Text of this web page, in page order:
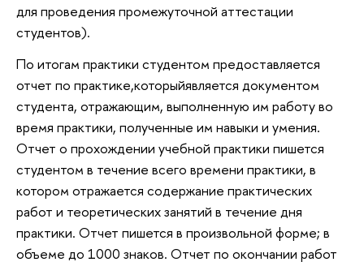
для проведения промежуточной аттестации
студентов).
По итогам практики студентом предоставляется
отчет по практике,которыйявляется документом
студента, отражающим, выполненную им работу во
время практики, полученные им навыки и умения.
Отчет о прохождении учебной практики пишется
студентом в течение всего времени практики, в
котором отражается содержание практических
работ и теоретических занятий в течение дня
практики. Отчет пишется в произвольной форме; в
объеме до 1000 знаков. Отчет по окончании работ